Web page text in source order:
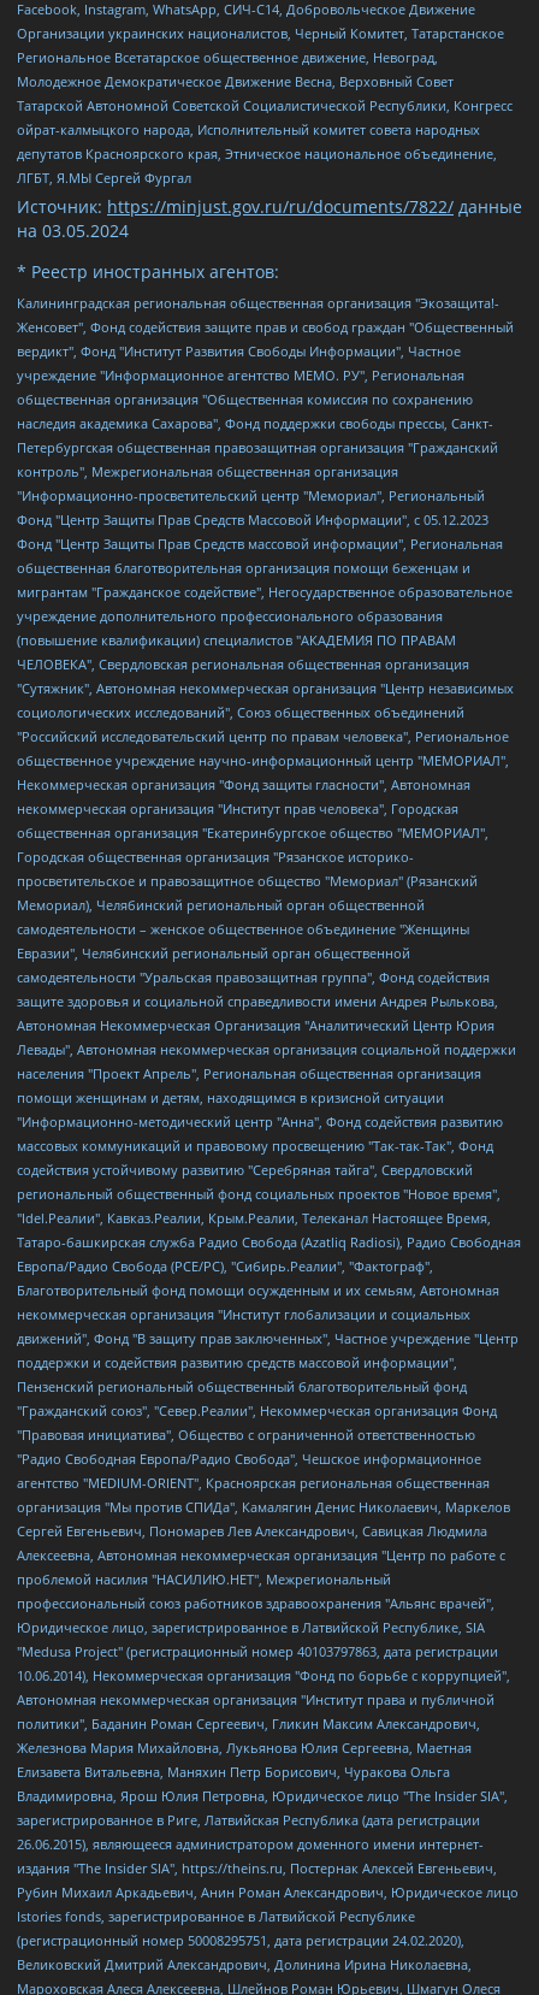
Facebook, Instagram, WhatsApp, СИЧ-С14, Добровольческое Движение
Организации украинских националистов, Черный Комитет, Татарстанское
Региональное Всетатарское общественное движение, Невоград,
Молодежное Демократическое Движение Весна, Верховный Совет
Татарской Автономной Советской Социалистической Республики, Конгресс
ойрат-калмыцкого народа, Исполнительный комитет совета народных
депутатов Красноярского края, Этническое национальное объединение,
ЛГБТ, Я.МЫ Сергей Фургал
Источник: https://minjust.gov.ru/ru/documents/7822/ данные
на 03.05.2024
* Реестр иностранных агентов:
Калининградская региональная общественная организация "Экозащита!-Женсовет", Фонд содействия защите прав и свобод граждан "Общественный вердикт", Фонд "Институт Развития Свободы Информации", Частное учреждение "Информационное агентство МЕМО. РУ", Региональная общественная организация "Общественная комиссия по сохранению наследия академика Сахарова", Фонд поддержки свободы прессы, Санкт-Петербургская общественная правозащитная организация "Гражданский контроль", Межрегиональная общественная организация "Информационно-просветительский центр "Мемориал", Региональный Фонд "Центр Защиты Прав Средств Массовой Информации", с 05.12.2023 Фонд "Центр Защиты Прав Средств массовой информации", Региональная общественная благотворительная организация помощи беженцам и мигрантам "Гражданское содействие", Негосударственное образовательное учреждение дополнительного профессионального образования (повышение квалификации) специалистов "АКАДЕМИЯ ПО ПРАВАМ ЧЕЛОВЕКА", Свердловская региональная общественная организация "Сутяжник", Автономная некоммерческая организация "Центр независимых социологических исследований", Союз общественных объединений "Российский исследовательский центр по правам человека", Региональное общественное учреждение научно-информационный центр "МЕМОРИАЛ", Некоммерческая организация "Фонд защиты гласности", Автономная некоммерческая организация "Институт прав человека", Городская общественная организация "Екатеринбургское общество "МЕМОРИАЛ", Городская общественная организация "Рязанское историко-просветительское и правозащитное общество "Мемориал" (Рязанский Мемориал), Челябинский региональный орган общественной самодеятельности – женское общественное объединение "Женщины Евразии", Челябинский региональный орган общественной самодеятельности "Уральская правозащитная группа", Фонд содействия защите здоровья и социальной справедливости имени Андрея Рылькова, Автономная Некоммерческая Организация "Аналитический Центр Юрия Левады", Автономная некоммерческая организация социальной поддержки населения "Проект Апрель", Региональная общественная организация помощи женщинам и детям, находящимся в кризисной ситуации "Информационно-методический центр "Анна", Фонд содействия развитию массовых коммуникаций и правовому просвещению "Так-так-Так", Фонд содействия устойчивому развитию "Серебряная тайга", Свердловский региональный общественный фонд социальных проектов "Новое время", "Idel.Реалии", Кавказ.Реалии, Крым.Реалии, Телеканал Настоящее Время, Татаро-башкирская служба Радио Свобода (Azatliq Radiosi), Радио Свободная Европа/Радио Свобода (PCE/PC), "Сибирь.Реалии", "Фактограф", Благотворительный фонд помощи осужденным и их семьям, Автономная некоммерческая организация "Институт глобализации и социальных движений", Фонд "В защиту прав заключенных", Частное учреждение "Центр поддержки и содействия развитию средств массовой информации", Пензенский региональный общественный благотворительный фонд "Гражданский союз", "Север.Реалии", Некоммерческая организация Фонд "Правовая инициатива", Общество с ограниченной ответственностью "Радио Свободная Европа/Радио Свобода", Чешское информационное агентство "MEDIUM-ORIENT", Красноярская региональная общественная организация "Мы против СПИДа", Камалягин Денис Николаевич, Маркелов Сергей Евгеньевич, Пономарев Лев Александрович, Савицкая Людмила Алексеевна, Автономная некоммерческая организация "Центр по работе с проблемой насилия "НАСИЛИЮ.НЕТ", Межрегиональный профессиональный союз работников здравоохранения "Альянс врачей", Юридическое лицо, зарегистрированное в Латвийской Республике, SIA "Medusa Project" (регистрационный номер 40103797863, дата регистрации 10.06.2014), Некоммерческая организация "Фонд по борьбе с коррупцией", Автономная некоммерческая организация "Институт права и публичной политики", Баданин Роман Сергеевич, Гликин Максим Александрович, Железнова Мария Михайловна, Лукьянова Юлия Сергеевна, Маетная Елизавета Витальевна, Маняхин Петр Борисович, Чуракова Ольга Владимировна, Ярош Юлия Петровна, Юридическое лицо "The Insider SIA", зарегистрированное в Риге, Латвийская Республика (дата регистрации 26.06.2015), являющееся администратором доменного имени интернет-издания "The Insider SIA", https://theins.ru, Постернак Алексей Евгеньевич, Рубин Михаил Аркадьевич, Анин Роман Александрович, Юридическое лицо Istories fonds, зарегистрированное в Латвийской Республике (регистрационный номер 50008295751, дата регистрации 24.02.2020), Великовский Дмитрий Александрович, Долинина Ирина Николаевна, Мароховская Алеся Алексеевна, Шлейнов Роман Юрьевич, Шмагун Олеся Валентиновна, Общество с ограниченной ответственностью "Альтаир 2021", Общество с ограниченной ответственностью "Вега 2021", Общество с ограниченной ответственностью "Главный редактор 2021", Общество с ограниченной ответственностью "Ромашки монолит", Важенков Артем Валерьевич, Ивановская областная общественная организация "Центр гендерных исследований", Гурман Юрий Альбертович, Медиапроект "ОВД-Инфо", Егоров Владимир Владимирович, Жилинский Владимир Александрович, Общество с ограниченной ответственностью "ЗП", Иванова София Юрьевна, Карезина Инна Павловна, Кильтау Екатерина Викторовна, Петров Алексей Викторович, Пискунов Сергей Евгеньевич, Смирнов Сергей Сергеевич, Тихонов Михаил Сергеевич, Общество с ограниченной ответственностью "ЖУРНАЛИСТ-ИНОСТРАННЫЙ АГЕНТ", Арапова Галина Юрьевна, Вольтская Татьяна Анатольевна, Американская компания "Mason G.E.S. Anonymous Foundation" (США), являющаяся владельцем интернет-издания https://mnews.world/, Компания "Stichting Bellingcat", зарегистрированная в Нидерландах (дата регистрации 11.07.2018), Захаров Андрей Вячеславович, Клепиковская Екатерина Дмитриевна, Общество с ограниченной ответственностью "МЕМО", Перл Роман Александрович, Симонов Евгений Алексеевич, Соловьева Елена Анатольевна, Сотников Даниил Владимирович, Сурначева Елизавета Дмитриевна, Автономная некоммерческая организация по защите прав человека и информированию населения "Якутия – Наше Мнение", Общество с ограниченной ответственностью "Москоу диджитал медиа", с 26.01.2023 Общество с ограниченной ответственностью "Чайка Белые сады", Ветошкина Валерия Валерьевна, Заговора Максим Александрович, Межрегиональное общественное движение "Российская ЛГБТ - сеть", Оленичев Максим Владимирович, Павлов Иван Юрьевич, Скворцова Елена Сергеевна, Общество с ограниченной ответственностью "Как бы инагент", Кочетков Игорь Викторович, Общество с ограниченной ответственностью "Честные выборы", Еланчик Олег Александрович, Общество с ограниченной ответственностью "Нобелевский призыв", Гималова Регина Эмилевна, Григорьев Андрей Валерьевич, Григорьева Алина Александровна, Ассоциация по содействию защите прав призывников, альтернативнослужащих и военнослужащих "Правозащитная группа "Гражданин.Армия.Право", Хисамова Регина Фаритовна, Автономная некоммерческая организация по реализации социально-правовых программ "Лилит", Дальневосточное общественное движение "Маяк", Санкт-Петербургская ЛГБТ-инициативная группа "Выход", Инициативная группа ЛГБТ+ "Реверс", Алексеев Андрей Викторович, Бекбулатова Таисия Львовна, Беляев Иван Михайлович, Владыкина Елена Сергеевна, Гельман Марат Александрович, Никульшина Вероника Юрьевна, Толоконникова Надежда Андреевна, Шендерович Виктор Анатольевич, Общество с ограниченной ответственностью "Данное сообщение", Общество с ограниченной ответственностью Издательский дом "Новая глава", Айнбиндер Александра Александровна, Московский комьюнити-центр для ЛГБТ+инициатив, Благотворительный фонд развития филантропии, Deutsche Welle (Германия, Kurt-Schumacher-Strasse 3, 53113 Bonn), Борзунова Мария Михайловна, Воробьев Виктор Викторович, Голубева Анна Львовна, Константинова Алла Михайловна, Малкова Ирина Владимировна, Мурадов Мурад Абдулгалимович, Осетинская Елизавета Николаевна, Понасенков Евгений Николаевич, Ганапольский Матвей Юрьевич, Киселев Евгений Алексеевич, Борухович Ирина Григорьевна, Дремин Иван Тимофеевич, Дубровский Дмитрий Викторович, Красноярская региональная общественная организация поддержки и развития альтернативных образовательных технологий и межкультурных коммуникаций "ИНТЕРРА", Маяковская Екатерина Алексеевна, Фейгин Марк Захарович, Филимонов Андрей Викторович, Дзугкоева Регина Николаевна, Доброхотов Роман Александрович, Дудь Юрий Александрович, Елкин Сергей Владимирович, Кругликов Кирилл Игоревич, Сабунаева Мария Леонидовна, Семенов Алексей Владимирович, Шаинян Карен Багратович, Шульман Екатерина Михайловна, Асафьев Артур Валерьевич, Вахштайн Виктор Семенович, Венедиктов Алексей Алексеевич, Лушникова Екатерина Евгеньевна, Волков Леонид Михайлович, Невзоров Александр Глебович, Пархоменко Сергей Борисович, Сироткин Ярослав Николаевич, Кара-Мурза Владимир Владимирович, Баранова Наталья Владимировна, Гозман Леонид Яковлевич, Кагарлицкий Борис Юльевич, Климарев Михаил Валерьевич, Милов Владимир Станиславович, Автономная некоммерческая организация Краснодарский центр современного искусства "Типография", Моргенштерн Алишер Тагирович, Соболь Любовь Эдуардовна, Общество с ограниченной ответственностью "ЛИЗА НОРМ", Каспаров Гарри Кимович, Ходорковский Михаил Борисович, Общество с ограниченной ответственностью "Апрельские тезисы", Данилович Ирина Брониславовна, Кашин Олег Владимирович, Петров Николай Владимирович, Пивоваров Алексей Владимирович, Соколов Михаил Владимирович, Цветкова Юлия Владимировна, Чичваркин Евгений Александрович, Комитет против пыток/Команда против пыток, Общество с ограниченной ответственностью "Первый научный", Общество с ограниченной ответственностью "Вертолет и ко", Белоцерковская Вероника Борисовна, Кац Максим Евгеньевич, Лазарева Татьяна Юрьевна, Шаведдинов Руслан Табризович, Яшин Илья Валерьевич, Общество с ограниченной ответственностью "Иноагент ААВ", Алешковский Дмитрий Петрович, Альбац Евгения Марковна, Быков Дмитрий Львович, Галямина Юлия Евгеньевна, Лойко Сергей Леонидович, Мартынов Кирилл Константинович, Медведев Сергей Александрович, Крашенинников Федор Геннадиевич, Гордеева Катерина Вл